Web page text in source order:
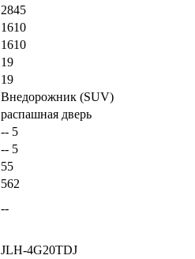
2845
1610
1610
19
19
Внедорожник (SUV)
распашная дверь
-- 5
-- 5
55
562
--
JLH-4G20TDJ